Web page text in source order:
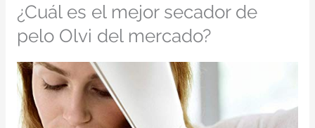
¿Cuál es el mejor secador de
pelo Olvi del mercado?